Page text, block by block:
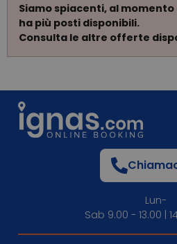
Siamo spiacenti, al
ha più posti disponibili.
Consulta le altre offerte
Lun-
Sab 9.00 - 13.00 |